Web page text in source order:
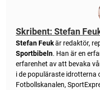
Skribent: Stefan
Stefan Feukär redaktör,
Sportbibeln. Han är en
erfarenhet av att bevaka
i de populäraste idrotterna
Fotbollskanalen,